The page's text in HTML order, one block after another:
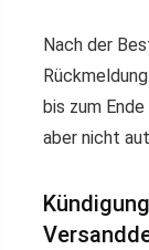
Nach der
bis zum
aber nicht